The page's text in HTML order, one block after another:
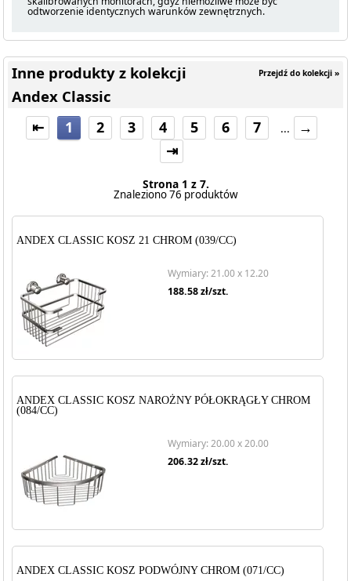
odtworzenie identycznych warunków zewnętrznych.
Przejdź do kolekcji »
Inne produkty z kolekcji
Andex Classic
⇤ 1 2 3 4 5 6 7 ...
→
⇥
Strona 1 z 7.
Znaleziono 76 produktów
ANDEX CLASSIC KOSZ 21 CHROM (039/CC)
Wymiary: 21.00 x 12.20
188.58zł/szt.
ANDEX CLASSIC KOSZ NAROŻNY PÓŁOKRĄGŁY CHROM
(084/CC)
Wymiary: 20.00 x 20.00
206.32zł/szt.
ANDEX CLASSIC KOSZ PODWÓJNY CHROM (071/CC)